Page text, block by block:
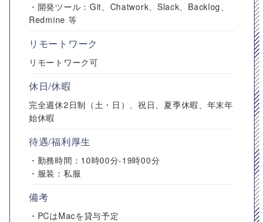
・開発ツール：Git、Chatwork、Slack、Backlog、
Redmine 等
リモートワーク
リモートワーク可
休日/休暇
完全週休2日制（土・日）、祝日、夏季休暇、年末年
始休暇
待遇/福利厚生
・勤務時間：10時00分-19時00分
・服装：私服
備考
・PCはMacを貸与予定